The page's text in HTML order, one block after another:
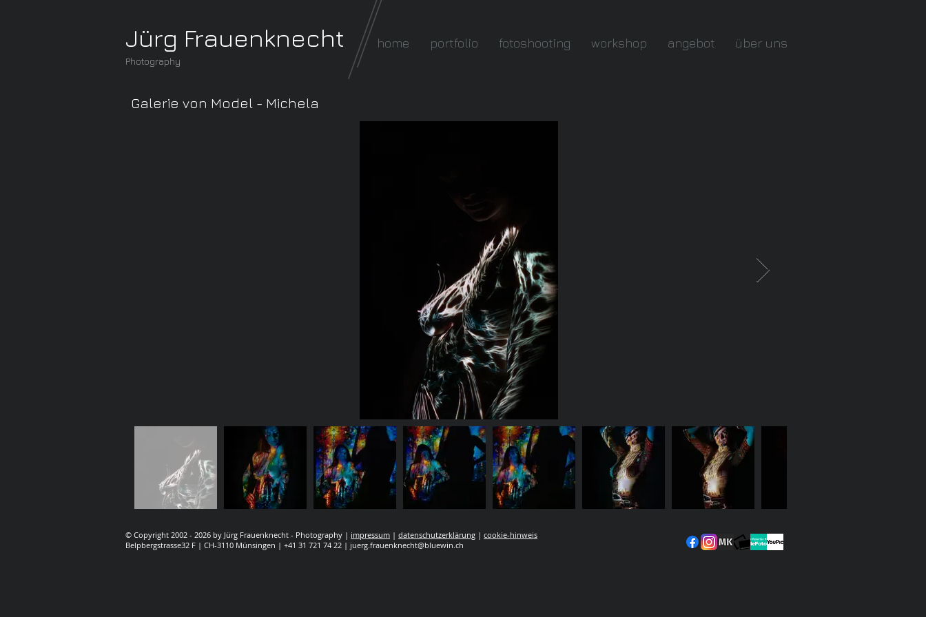
Jürg Frauenknecht
Photography
home portfolio fotoshooting workshop angebot über uns
Galerie von Model - Michela
© Copyright 2002 - 2026 by Jürg Frauenknecht - Photography | impressum | datenschutzerklärung | cookie-hinweis
Belpbergstrasse32 F | CH-3110 Münsingen | +41 31 721 74 22 | juerg.frauenknecht@bluewin.ch